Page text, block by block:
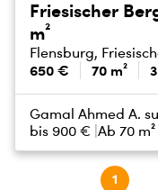
Friesischer
m²
Flensburg,
650 € 70 m²
Gamal Ahmed A.
bis 900 € Ab 70 m²
1